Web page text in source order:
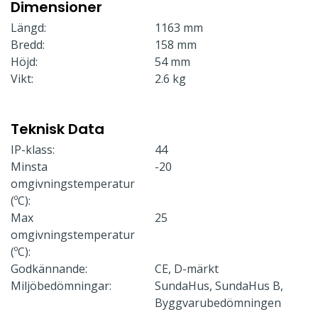
Dimensioner
Längd:
1163 mm
Bredd:
158 mm
Höjd:
54 mm
Vikt:
2.6 kg
Teknisk Data
IP-klass:
44
Minsta
omgivningstemperatur
(ºC):
-20
Max
omgivningstemperatur
(ºC):
25
Godkännande:
CE, D-märkt
Miljöbedömningar:
SundaHus, SundaHus B,
Byggvarubedömningen